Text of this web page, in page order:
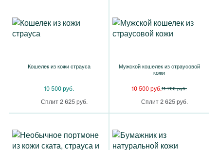
Кошелек из кожи страуса
10 500 руб.
Сплит 2 625 руб.
Мужской кошелек из страусовой
кожи
10 500 руб.11 700 руб.
Сплит 2 625 руб.